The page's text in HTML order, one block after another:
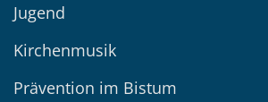
Jugend
Kirchenmusik
Prävention im Bistum